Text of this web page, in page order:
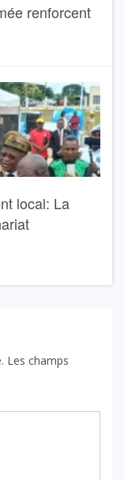
renforcent
local: La
Les champs